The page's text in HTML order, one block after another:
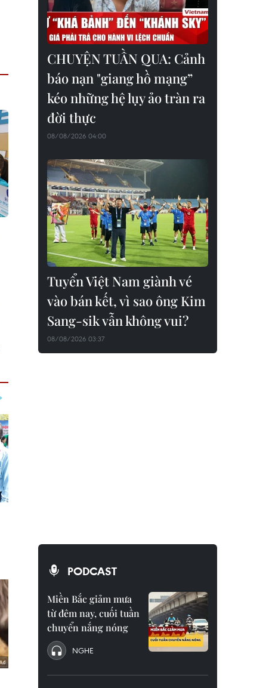
CHUYỆN TUẦN QUA: Cảnh
báo nạn "giang hồ mạng”
kéo những hệ lụy ảo tràn ra
đời thực
08/08/2026 04:00
Tuyển Việt Nam giành vé
vào bán kết, vì sao ông Kim
Sang-sik vẫn không vui?
08/08/2026 03:37
PODCAST
Miền Bắc giảm mưa
từ đêm nay, cuối tuần
chuyển nắng nóng
NGHE